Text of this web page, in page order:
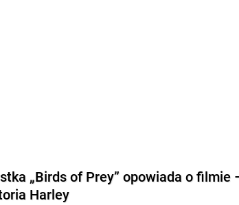
„Birds of Prey” opowiada o filmie
Harley